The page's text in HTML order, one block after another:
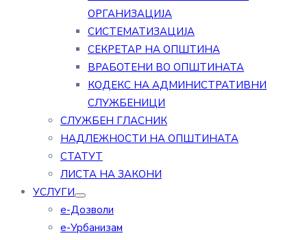
ОРГАНИЗАЦИЈА
СИСТЕМАТИЗАЦИЈА
СЕКРЕТАР НА ОПШТИНА
ВРАБОТЕНИ ВО ОПШТИНАТА
КОДЕКС НА АДМИНИСТРАТИВНИ
СЛУЖБЕНИЦИ
СЛУЖБЕН ГЛАСНИК
НАДЛЕЖНОСТИ НА ОПШТИНАТА
СТАТУТ
ЛИСТА НА ЗАКОНИ
УСЛУГИ
е-Дозволи
е-Урбанизам